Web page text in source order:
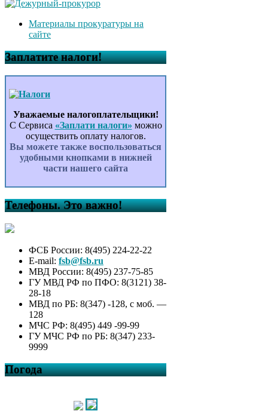
Материалы прокуратуры на
сайте
Заплатите налоги!
Уважаемые налогоплательщики!
С Сервиса «Заплати налоги» можно
осуществить оплату налогов.
Вы можете также воспользоваться
удобными кнопками в нижней
части нашего сайта
Телефоны. Это важно!
ФСБ России: 8(495) 224-22-22
E-mail: fsb@fsb.ru
МВД России: 8(495) 237-75-85
ГУ МВД РФ по ПФО: 8(3121) 38-
28-18
МВД по РБ: 8(347) -128, с моб. —
128
МЧС РФ: 8(495) 449 -99-99
ГУ МЧС РФ по РБ: 8(347) 233-
9999
Погода